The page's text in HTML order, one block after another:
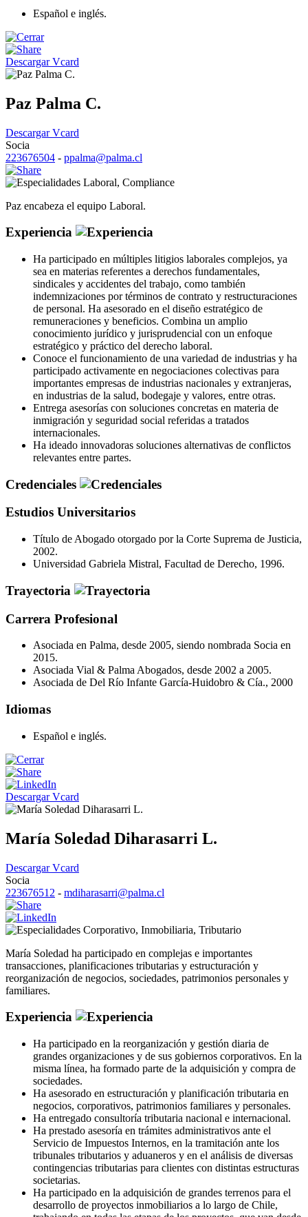
Español e inglés.
Descargar Vcard
Paz Palma C.
Descargar Vcard
Socia
223676504 - ppalma@palma.cl
Laboral, Compliance
Paz encabeza el equipo Laboral.
Experiencia
Ha participado en múltiples litigios laborales complejos, ya
sea en materias referentes a derechos fundamentales,
sindicales y accidentes del trabajo, como también
indemnizaciones por términos de contrato y restructuraciones
de personal. Ha asesorado en el diseño estratégico de
remuneraciones y beneficios. Combina un amplio
conocimiento jurídico y jurisprudencial con un enfoque
estratégico y práctico del derecho laboral.
Conoce el funcionamiento de una variedad de industrias y ha
participado activamente en negociaciones colectivas para
importantes empresas de industrias nacionales y extranjeras,
en industrias de la salud, bodegaje y valores, entre otras.
Entrega asesorías con soluciones concretas en materia de
inmigración y seguridad social referidas a tratados
internacionales.
Ha ideado innovadoras soluciones alternativas de conflictos
relevantes entre partes.
Credenciales
Estudios Universitarios
Título de Abogado otorgado por la Corte Suprema de Justicia,
2002.
Universidad Gabriela Mistral, Facultad de Derecho, 1996.
Trayectoria
Carrera Profesional
Asociada en Palma, desde 2005, siendo nombrada Socia en
2015.
Asociada Vial & Palma Abogados, desde 2002 a 2005.
Asociada de Del Río Infante García-Huidobro & Cía., 2000
Idiomas
Español e inglés.
Descargar Vcard
María Soledad Diharasarri L.
Descargar Vcard
Socia
223676512 - mdiharasarri@palma.cl
Corporativo, Inmobiliaria, Tributario
María Soledad ha participado en complejas e importantes
transacciones, planificaciones tributarias y estructuración y
reorganización de negocios, sociedades, patrimonios personales y
familiares.
Experiencia
Ha participado en la reorganización y gestión diaria de
grandes organizaciones y de sus gobiernos corporativos. En la
misma línea, ha formado parte de la adquisición y compra de
sociedades.
Ha asesorado en estructuración y planificación tributaria en
negocios, corporativos, patrimonios familiares y personales.
Ha entregado consultoría tributaria nacional e internacional.
Ha prestado asesoría en trámites administrativos ante el
Servicio de Impuestos Internos, en la tramitación ante los
tribunales tributarios y aduaneros y en el análisis de diversas
contingencias tributarias para clientes con distintas estructuras
societarias.
Ha participado en la adquisición de grandes terrenos para el
desarrollo de proyectos inmobiliarios a lo largo de Chile,